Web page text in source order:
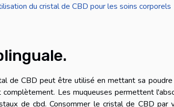
du cristal de CBD pour les soins corporels
de CBD peut être utilisé en mettant sa
complètement. Les muqueuses permettent
de cbd. Consommer le cristal de CBD par